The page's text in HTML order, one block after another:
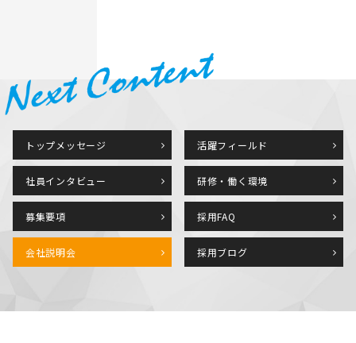
トップメッセージ 活躍フィールド
社員インタビュー 研修・働く環境
募集要項 採用FAQ
会社説明会 採用ブログ